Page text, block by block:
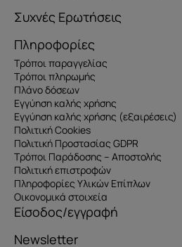
Συχνές Ερωτήσεις
Πληροφορίες
Τρόποι παραγγελίας
Τρόποι πληρωμής
Πλάνο δόσεων
Εγγύηση καλής χρήσης
Εγγύηση καλής χρήσης (εξαιρέσεις)
Πολιτική Cookies
Πολιτική Προστασίας GDPR
Τρόποι Παράδοσης – Αποστολής
Πολιτική επιστροφών
Πληροφορίες Υλικών Επίπλων
Οικονομικά στοιχεία
Είσοδος/εγγραφή
Newsletter